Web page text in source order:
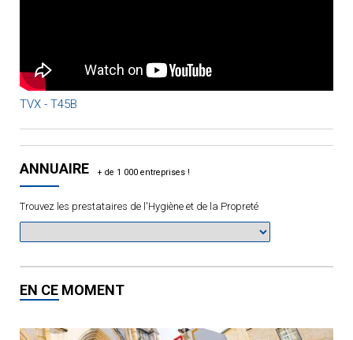
TVX - T45B
ANNUAIRE
Trouvez les prestataires de l'Hygiène et de la Propreté
EN CE MOMENT